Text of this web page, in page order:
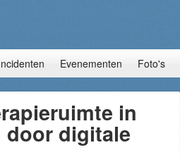
Evenementen Foto's
in
door digitale